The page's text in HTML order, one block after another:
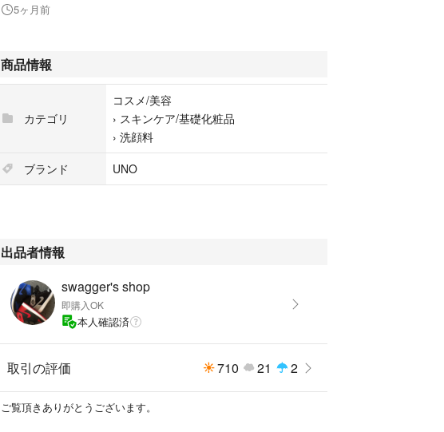
泡がスピーディーに泡立ち、爽快でクールな洗い上がり。「天然クレ
#エフティ資生堂
#478350
#スキンケア/基礎化粧品
5ヶ月前
商品情報
カテゴリ
コスメ/美容
› スキンケア/基礎化粧品
› 洗顔料
ブランド
UNO
出品者情報
swagger's shop
即購入OK
本人確認済
取引の評価 710 21 2
ご覧頂きありがとうございます。